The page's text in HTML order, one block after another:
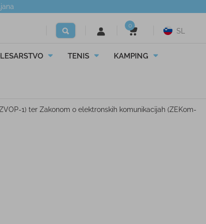
0
SL
TENIS KAMPING
1) ter Zakonom o elektronskih komunikacijah (ZEKom-